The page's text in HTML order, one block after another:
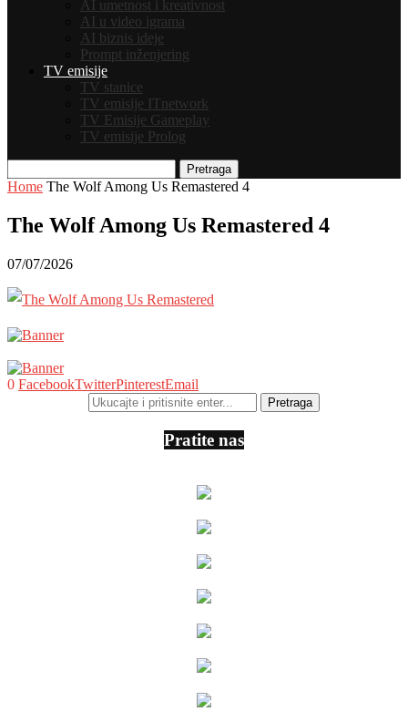
AI umetnost i kreativnost
AI u video igrama
AI biznis ideje
Prompt inženjering
TV emisije
TV stanice
TV emisije ITnetwork
TV Emisije Gameplay
TV emisije Prolog
Pretraga
Home The Wolf Among Us Remastered 4
The Wolf Among Us Remastered 4
07/07/2026
0 FacebookTwitterPinterestEmail
Pratite nas